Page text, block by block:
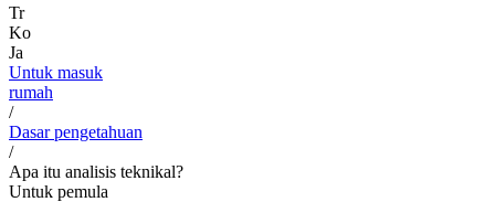
Tr
Ko
Ja
Untuk masuk
rumah
/
Dasar pengetahuan
/
Apa itu analisis teknikal?
Untuk pemula